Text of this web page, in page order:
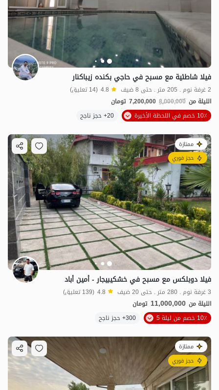
فيلا شاطئية مع مسبح في حاجي بكنده زيباكنار
2 غرفة نوم . 205 متر . حتى 8 ضيف 4.8 (14 تعليق)
الليلة من 8,000,000
7,200,000 تومان
10٪ خصم في اللحظة الأخيرة
20+ حجز ناجح
ممتازة
حجز فوري
فيلا دوبلكس مع مسبح في خشكيبيجار - أمين أباد
3 غرفة نوم . 280 متر . حتى 20 ضيف 4.8 (139 تعليق)
الليلة من 11,000,000 تومان
10٪ خصم من ليلة 5
300+ حجز ناجح
ممتازة
حجز فوري